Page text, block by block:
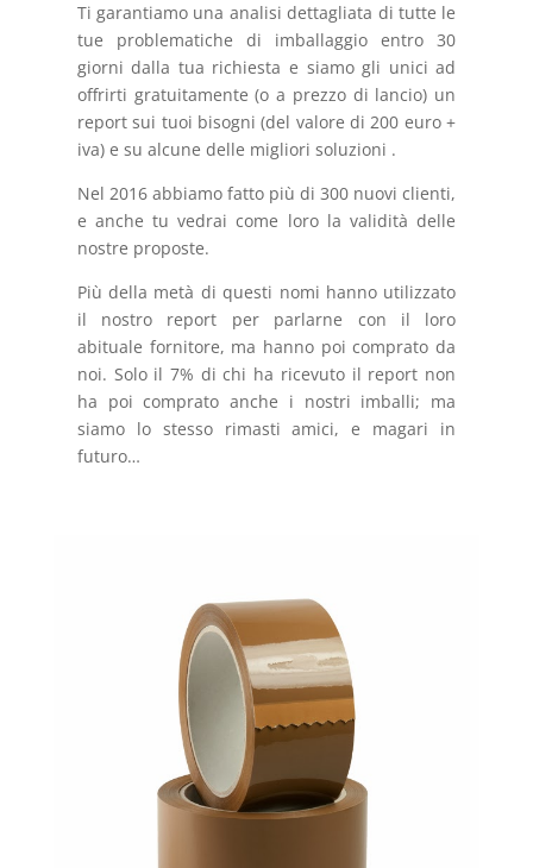
Ti garantiamo una analisi dettagliata di tutte le
tue problematiche di imballaggio entro 30
giorni dalla tua richiesta e siamo gli unici ad
offrirti gratuitamente (o a prezzo di lancio) un
report sui tuoi bisogni (del valore di 200 euro +
iva) e su alcune delle migliori soluzioni .
Nel 2016 abbiamo fatto più di 300 nuovi clienti,
e anche tu vedrai come loro la validità delle
nostre proposte.
Più della metà di questi nomi hanno utilizzato
il nostro report per parlarne con il loro
abituale fornitore, ma hanno poi comprato da
noi. Solo il 7% di chi ha ricevuto il report non
ha poi comprato anche i nostri imballi; ma
siamo lo stesso rimasti amici, e magari in
futuro…